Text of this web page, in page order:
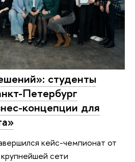
студенты
Петербург
концепции для
кейс-чемпионат от
сети